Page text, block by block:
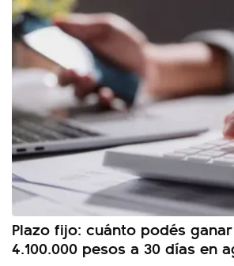
Plazo fijo: cuánto podés
4.100.000 pesos a 30 días en